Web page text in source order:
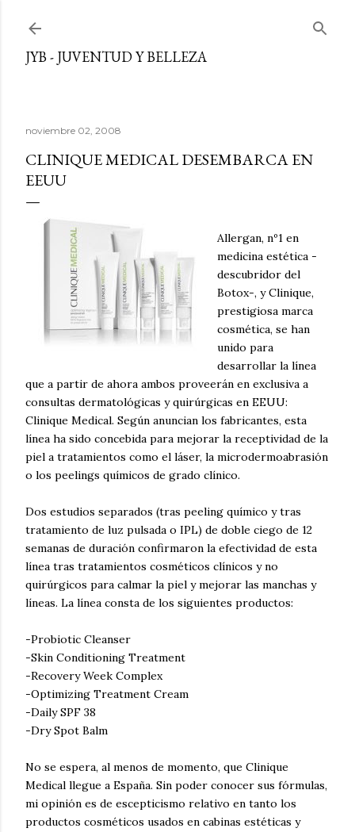
JYB - JUVENTUD Y BELLEZA
noviembre 02, 2008
CLINIQUE MEDICAL DESEMBARCA EN
EEUU
Allergan, nº1 en
medicina estética -
descubridor del
Botox-, y Clinique,
prestigiosa marca
cosmética, se han
unido para
desarrollar la línea
que a partir de ahora ambos proveerán en exclusiva a
consultas dermatológicas y quirúrgicas en EEUU:
Clinique Medical. Según anuncian los fabricantes, esta
línea ha sido concebida para mejorar la receptividad de la
piel a tratamientos como el láser, la microdermoabrasión
o los peelings químicos de grado clínico.
Dos estudios separados (tras peeling químico y tras
tratamiento de luz pulsada o IPL) de doble ciego de 12
semanas de duración confirmaron la efectividad de esta
línea tras tratamientos cosméticos clínicos y no
quirúrgicos para calmar la piel y mejorar las manchas y
líneas. La línea consta de los siguientes productos:
-Probiotic Cleanser
-Skin Conditioning Treatment
-Recovery Week Complex
-Optimizing Treatment Cream
-Daily SPF 38
-Dry Spot Balm
No se espera, al menos de momento, que Clinique
Medical llegue a España. Sin poder conocer sus fórmulas,
mi opinión es de escepticismo relativo en tanto los
productos cosméticos usados en cabinas estéticas y